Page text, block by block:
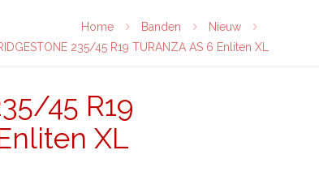
Home Banden
Nieuw
235/45 R19 TURANZA AS 6 Enliten XL
45 R19
XL